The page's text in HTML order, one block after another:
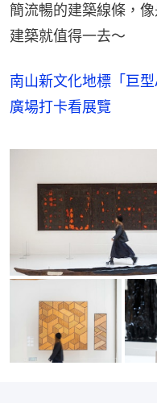
簡流暢的建築線條，
建築就值得一去～
南山新文化地標「巨
廣場打卡看展覽